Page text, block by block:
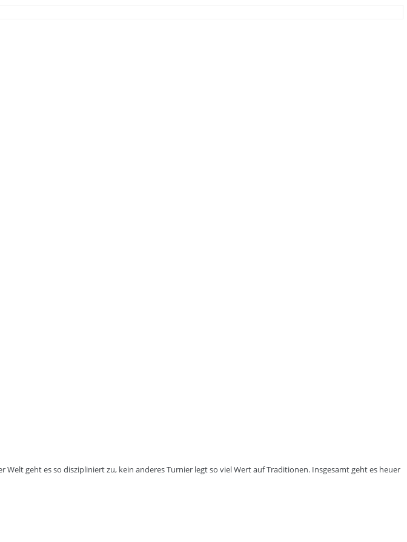
geht es so diszipliniert zu, kein anderes Turnier legt so viel Wert auf Traditionen. Insgesamt geht es heuer